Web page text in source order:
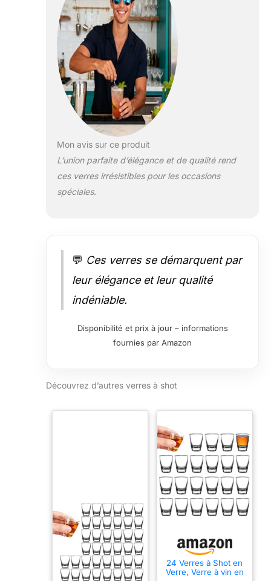
Mon avis sur ce produit
L’union parfaite d’élégance et de qualité rend
ces verres irrésistibles pour les occasions
spéciales.
💬 Ces verres se démarquent par
leur élégance et leur qualité
indéniable.
Disponibilité et prix à jour – informations
fournies par Amazon
Découvrez d’autres verres à shot
24 Verres à Shot en
Verre, Verre à vin en